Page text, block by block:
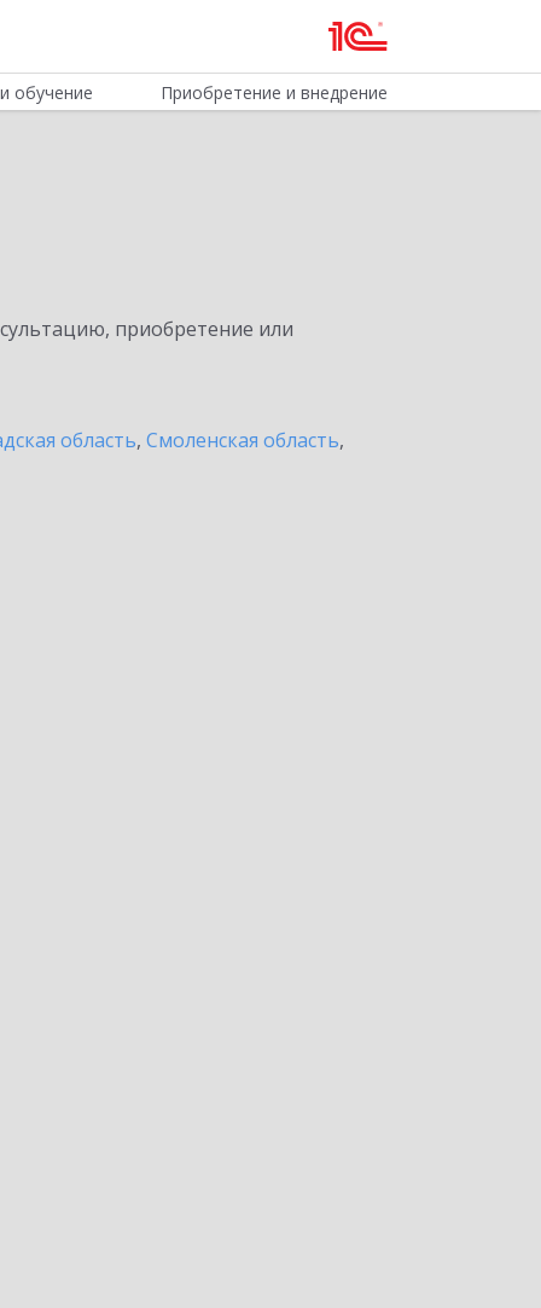
обучение Приобретение и внедрение
приобретение или
область, Смоленская область,